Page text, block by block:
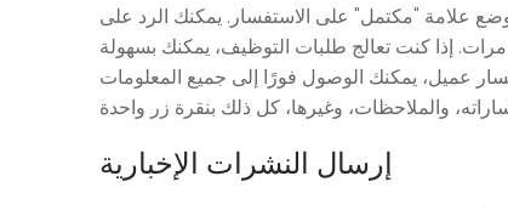
علامة "مكتمل" على الاستفسار. يمكنك الرد على
إذا كنت تعالج طلبات التوظيف، يمكنك بسهولة
عميل، يمكنك الوصول فورًا إلى جميع المعلومات
إرسال النشرات الإخبارية